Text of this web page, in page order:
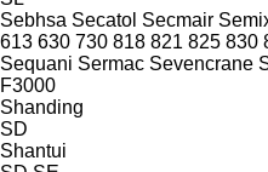
Sebhsa Secatol Secmair
613 630 730 818 821 825 830
Sequani Sermac Sevencrane
F3000
Shanding
SD
Shantui